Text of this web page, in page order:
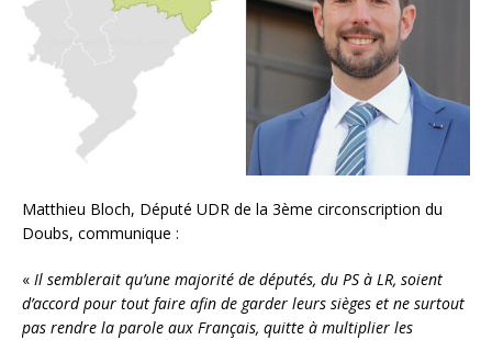
Matthieu Bloch, Député UDR de la 3ème circonscription du
Doubs, communique :
« Il semblerait qu’une majorité de députés, du PS à LR, soient
d’accord pour tout faire afin de garder leurs sièges et ne surtout
pas rendre la parole aux Français, quitte à multiplier les